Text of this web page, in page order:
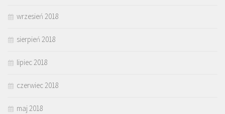
wrzesień 2018
sierpień 2018
lipiec 2018
czerwiec 2018
maj 2018